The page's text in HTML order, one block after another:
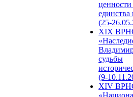
единства
(25-
XIX
судьбы
(9-
XIV